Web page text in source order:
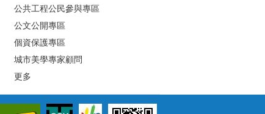
公共工程公民參與專區
公文公開專區
個資保護專區
城市美學專家顧問
更多